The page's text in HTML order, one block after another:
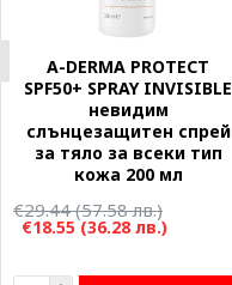
A-DERMA PROTECT
SPF50+ SPRAY INVISIBLE
невидим
слънцезащитен спрей
за тяло за всеки тип
кожа 200 мл
€18.55(36.28 лв.)
€29.44(57.58 лв.)